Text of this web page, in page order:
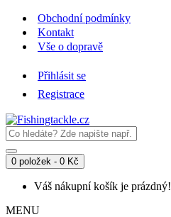
Obchodní podmínky
Kontakt
Vše o dopravě
Přihlásit se
Registrace
0 položek - 0 Kč
Váš nákupní košík je prázdný!
MENU